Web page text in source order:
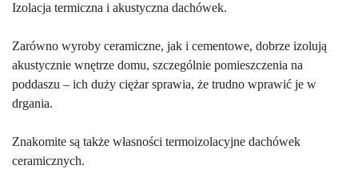
Izolacja termiczna i akustyczna dachówek.
Zarówno wyroby ceramiczne, jak i cementowe, dobrze izolują
akustycznie wnętrze domu, szczególnie pomieszczenia na
poddaszu – ich duży ciężar sprawia, że trudno wprawić je w
drgania.
Znakomite są także własności termoizolacyjne dachówek
ceramicznych.